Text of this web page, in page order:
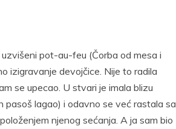
pot-au-feu (Čorba od mesa i
izigravanje devojčice. Nije to radila
se upecao. U stvari je imala blizu
pasoš lagao) i odavno se već rastala sa
njenog sećanja. A ja sam bio